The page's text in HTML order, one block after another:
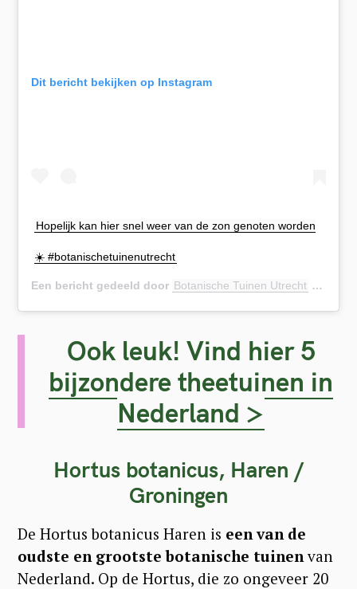
Dit bericht bekijken op Instagram
Hopelijk kan hier snel weer van de zon genoten worden
☀️ #botanischetuinenutrecht
Een bericht gedeeld door Botanische Tuinen Utrecht
Ook leuk! Vind hier 5
bijzondere theetuinen in
Nederland >
Hortus botanicus, Haren /
Groningen
De Hortus botanicus Haren is een van de
oudste en grootste botanische tuinenvan
Nederland. Op de Hortus, die zo ongeveer 20
e
a
r
c